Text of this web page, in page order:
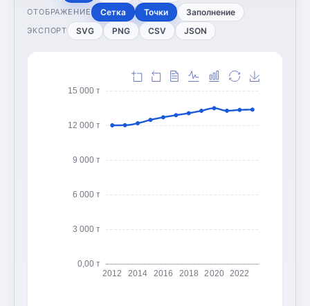
ОТОБРАЖЕНИЕ Сетка Точки Заполнение
ЭКСПОРТ SVG PNG CSV JSON
0,00 т
3 000 т
6 000 т
9 000 т
12 000 т
15 000 т
2012 2014 2016 2018 2020 2022